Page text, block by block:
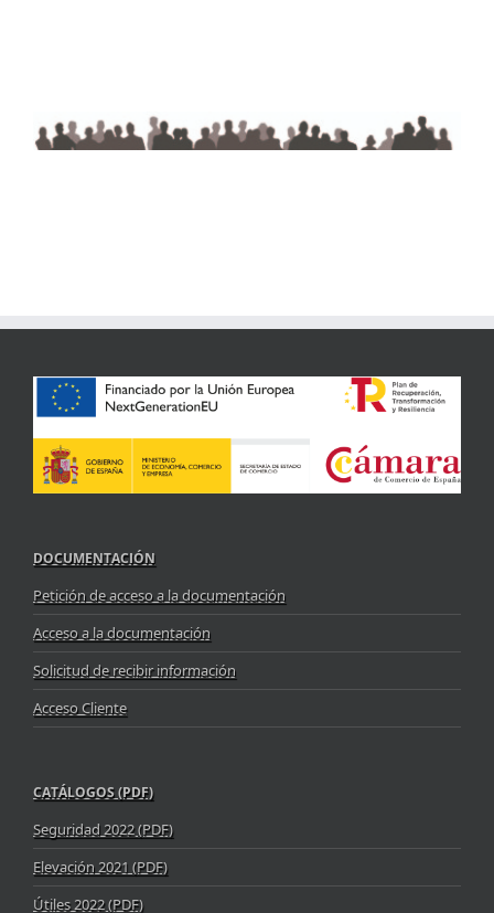
DOCUMENTACIÓN
Petición de acceso a la documentación
Acceso a la documentación
Solicitud de recibir información
Acceso Cliente
CATÁLOGOS (PDF)
Seguridad 2022 (PDF)
Elevación 2021 (PDF)
Útiles 2022 (PDF)